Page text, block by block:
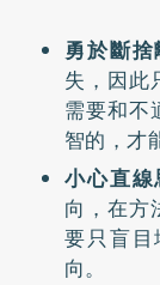
勇於斷
失，因此
需要和不
智的，才
小心直
向，在方
要只盲
向。